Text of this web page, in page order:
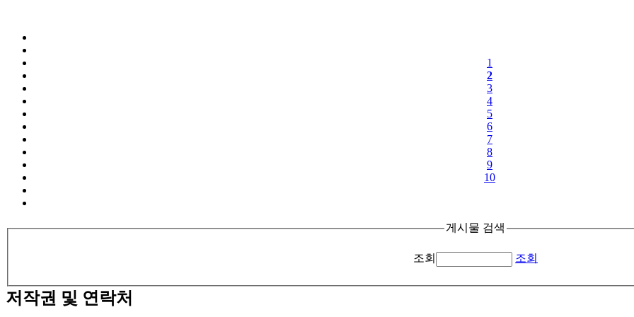
1
2
3
4
5
6
7
8
9
10
게시물 검색
조회 조회
저작권 및 연락처